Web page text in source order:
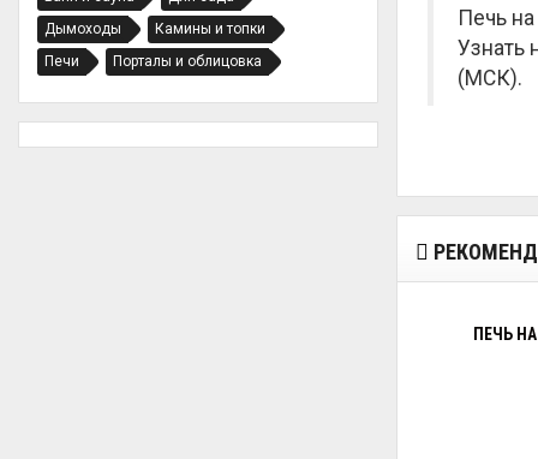
Дымоходы
Камины и топки
Печи
Порталы и облицовка
Печь
Узнать
(МСК).
ПЕЧЬ НА